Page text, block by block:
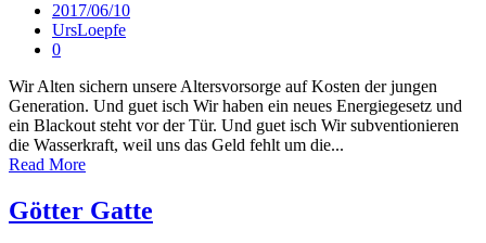
2017/06/10
UrsLoepfe
0
Wir Alten sichern unsere Altersvorsorge auf Kosten der jungen
Generation. Und guet isch Wir haben ein neues Energiegesetz und
ein Blackout steht vor der Tür. Und guet isch Wir subventionieren
die Wasserkraft, weil uns das Geld fehlt um die...
Read More
Götter Gatte